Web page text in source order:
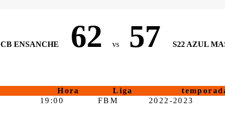
CB ENSANCHE 62 vs 57 S22 AZUL
Hora Liga
19:00 FBM 2022-2023